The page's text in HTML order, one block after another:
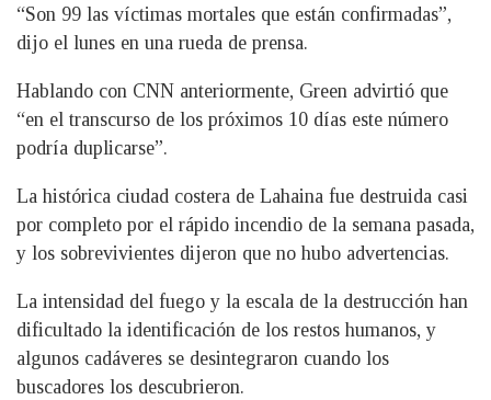
“Son 99 las víctimas mortales que están confirmadas”,
dijo el lunes en una rueda de prensa.
Hablando con CNN anteriormente, Green advirtió que
“en el transcurso de los próximos 10 días este número
podría duplicarse”.
La histórica ciudad costera de Lahaina fue destruida casi
por completo por el rápido incendio de la semana pasada,
y los sobrevivientes dijeron que no hubo advertencias.
La intensidad del fuego y la escala de la destrucción han
dificultado la identificación de los restos humanos, y
algunos cadáveres se desintegraron cuando los
buscadores los descubrieron.